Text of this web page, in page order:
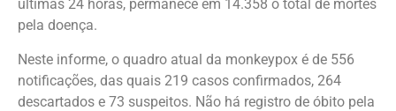
últimas 24 horas, permanece em 14.358 o total de mortes
pela doença.
Neste informe, o quadro atual da monkeypox é de 556
notificações, das quais 219 casos confirmados, 264
descartados e 73 suspeitos. Não há registro de óbito pela